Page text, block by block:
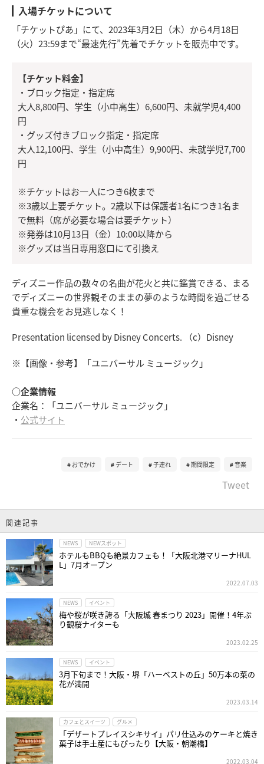
入場チケットについて
「チケットぴあ」にて、2023年3月2日（木）から4月18日
（火）23:59まで“最速先行”先着でチケットを販売中です。
【チケット料金】
・ブロック指定・指定席
大人8,800円、学生（小中高生）6,600円、未就学児4,400
円
・グッズ付きブロック指定・指定席
大人12,100円、学生（小中高生）9,900円、未就学児7,700
円
※チケットはお一人につき6枚まで
※3歳以上要チケット。2歳以下は保護者1名につき1名ま
で無料（席が必要な場合は要チケット）
※発券は10月13日（金）10:00以降から
※グッズは当日専用窓口にて引換え
ディズニー作品の数々の名曲が花火と共に鑑賞できる、まる
でディズニーの世界観そのままの夢のような時間を過ごせる
貴重な機会をお見逃しなく！
Presentation licensed by Disney Concerts. （c）Disney
※【画像・参考】「ユニバーサル ミュージック」
○企業情報
企業名：「ユニバーサル ミュージック」
・ 公式サイト
おでかけ デート 子連れ 期間限定 音楽
Tweet
関連記事
NEWS NEWスポット
ホテルもBBQも絶景カフェも！「大阪北港マリーナHUL
L」7月オープン
2022.07.03
NEWS イベント
梅や桜が咲き誇る「大阪城 春まつり 2023」開催！4年ぶ
り観桜ナイターも
2023.02.25
NEWS イベント
3月下旬まで！大阪・堺「ハーベストの丘」50万本の菜の
花が満開
2023.03.14
カフェとスイーツ グルメ
「デザートプレイスシキサイ」パリ仕込みのケーキと焼き
菓子は手土産にもぴったり【大阪・朝潮橋】
2022.03.04